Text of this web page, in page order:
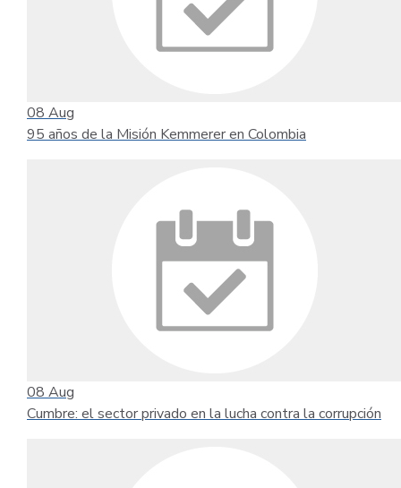
08 Aug
95 años de la Misión Kemmerer en Colombia
08 Aug
Cumbre: el sector privado en la lucha contra la corrupción